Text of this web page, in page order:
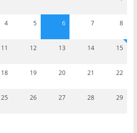
4 5 6 7 8
11 12 13 14 15
18 19 20 21 22
25 26 27 28 29